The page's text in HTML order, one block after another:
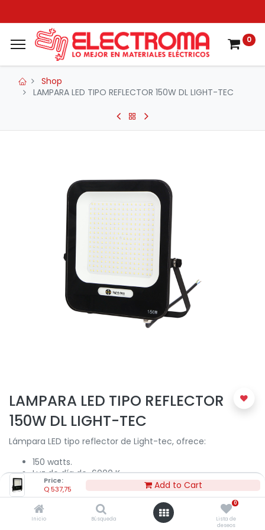
Price:
Q537,75 Add to Cart
Inicio Búsqueda
0
Lista de
deseos
0
Shop
LAMPARA LED TIPO REFLECTOR 150W DL LIGHT-TEC
LAMPARA LED TIPO REFLECTOR
150W DL LIGHT-TEC
Lámpara LED tipo reflector de Light-tec, ofrece:
150 watts.
Luz de día de 6000 K.
Flujo luminoso: 13,500
15,500 lm.
40,000 horas de vida aproximadamente.
Grado de protección: IP65.